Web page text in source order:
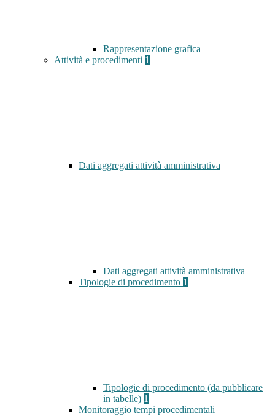
Rappresentazione grafica
Attività e procedimenti 1
Dati aggregati attività amministrativa
Dati aggregati attività amministrativa
Tipologie di procedimento 1
Tipologie di procedimento (da pubblicare
in tabelle) 1
Monitoraggio tempi procedimentali